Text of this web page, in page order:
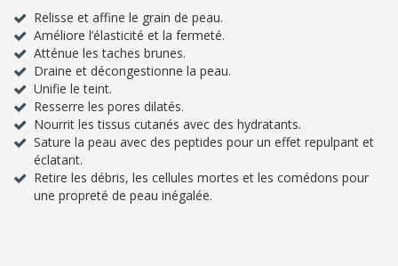
Relisse et affine le grain de peau.
Améliore l’élasticité et la fermeté.
Atténue les taches brunes.
Draine et décongestionne la peau.
Unifie le teint.
Resserre les pores dilatés.
Nourrit les tissus cutanés avec des hydratants.
Sature la peau avec des peptides pour un effet repulpant et
éclatant.
Retire les débris, les cellules mortes et les comédons pour
une propreté de peau inégalée.